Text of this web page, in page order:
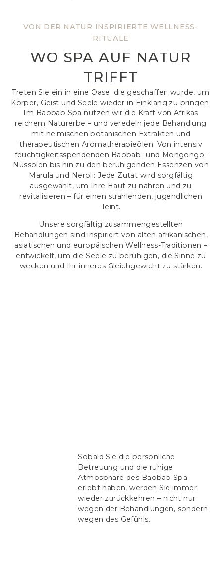
VON DER NATUR INSPIRIERTE WELLNESS-
RITUALE
WO SPA AUF NATUR
TRIFFT
Treten Sie ein in eine Oase, die geschaffen wurde, um
Körper, Geist und Seele wieder in Einklang zu bringen.
Im Baobab Spa nutzen wir die Kraft von Afrikas
reichem Naturerbe – und veredeln jede Behandlung
mit heimischen botanischen Extrakten und
therapeutischen Aromatherapieölen. Von intensiv
feuchtigkeitsspendenden Baobab- und Mongongo-
Nussölen bis hin zu den beruhigenden Essenzen von
Marula und Neroli: Jede Zutat wird sorgfältig
ausgewählt, um Ihre Haut zu nähren und zu
revitalisieren – für einen strahlenden, jugendlichen
Teint.
Unsere sorgfältig zusammengestellten
Behandlungen sind inspiriert von alten afrikanischen,
asiatischen und europäischen Wellness-Traditionen –
entwickelt, um die Seele zu beruhigen, die Sinne zu
wecken und Ihr inneres Gleichgewicht zu stärken.
Sobald Sie die persönliche
Betreuung und die ruhige
Atmosphäre des Baobab Spa
erlebt haben, werden Sie immer
wieder zurückkehren – nicht nur
wegen der Behandlungen, sondern
wegen des Gefühls.